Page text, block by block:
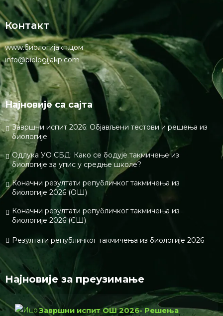
Контакт
www.биологијакп.цом
info@biologijakp.com
Најновије са сајта
Завршни испит 2026: Објављени тестови и решења из
биологије
Одлука УО СБД: Како се бодује такмичење из
биологије за упис у средње школе?
Коначни резултати републичког такмичења из
биологије 2026 (ОШ)
Коначни резултати републичког такмичења из
биологије 2026 (СШ)
Резултати републичког такмичења из биологије 2026
Најновије за преузимање
Завршни испит ОШ 2026- Решења